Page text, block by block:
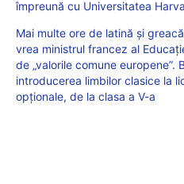
împreună cu Universitatea
Mai multe ore de latină și
vrea ministrul francez al
de „valorile comune europene”.
introducerea limbilor clasice la
opționale, de la clasa a V-a